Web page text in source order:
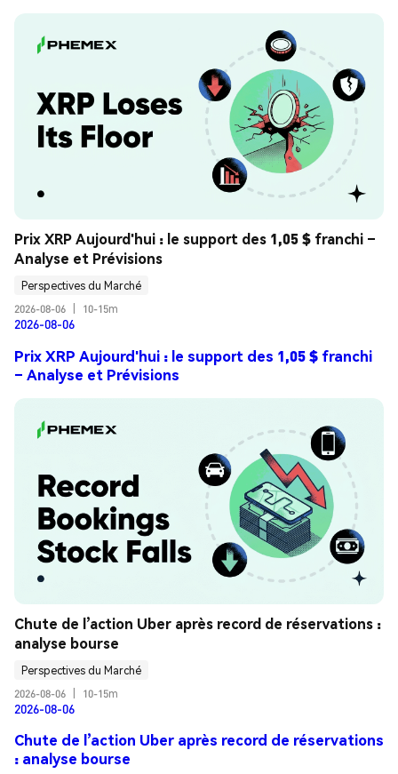
Prix XRP Aujourd'hui : le support des 1,05 $ franchi –
Analyse et Prévisions
Perspectives du Marché
2026-08-06
10-15m
2026-08-06
Prix XRP Aujourd'hui : le support des 1,05 $ franchi
– Analyse et Prévisions
Chute de l’action Uber après record de réservations :
analyse bourse
Perspectives du Marché
2026-08-06
10-15m
2026-08-06
Chute de l’action Uber après record de réservations
: analyse bourse